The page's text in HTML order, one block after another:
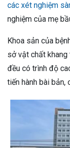
các xét nghiệm
nghiệm của mẹ
Khoa sản của
sở vật chất
đều có trình độ
tiến hành bài bản,